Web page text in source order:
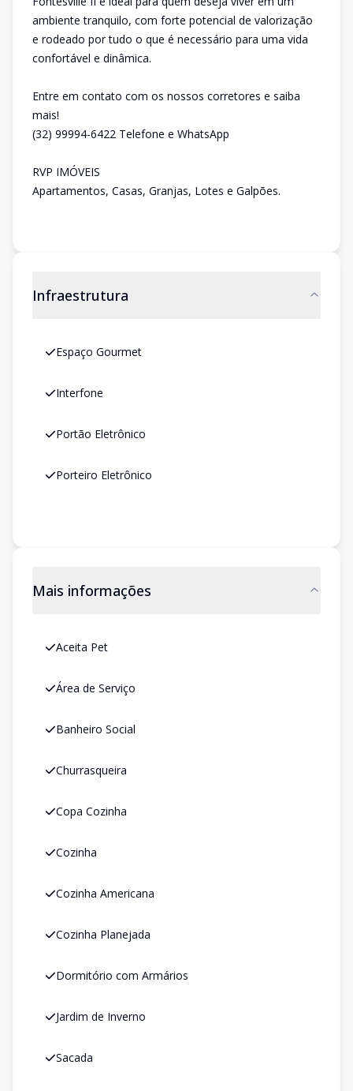
ambiente tranquilo, com forte potencial de valorização
e rodeado por tudo o que é necessário para uma vida
confortável e dinâmica.
Entre em contato com os nossos corretores e saiba
mais!
(32) 99994-6422 Telefone e WhatsApp
RVP IMÓVEIS
Apartamentos, Casas, Granjas, Lotes e Galpões.
Infraestrutura
Espaço Gourmet
Interfone
Portão Eletrônico
Porteiro Eletrônico
Mais informações
Aceita Pet
Área de Serviço
Banheiro Social
Churrasqueira
Copa Cozinha
Cozinha
Cozinha Americana
Cozinha Planejada
Dormitório com Armários
Jardim de Inverno
Sacada